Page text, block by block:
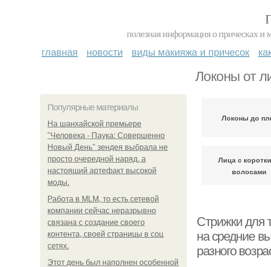
полезная информация о прическах и
главная новости виды макияжа и причесок
Локоны от
Популярные материалы
На шанхайской премьере
"Человека - Паука: Совершенно
Новый День" зендея выбрала не
просто очередной наряд, а
настоящий артефакт высокой
моды.
Работа в MLM, то есть сетевой
компании сейчас неразрывно
связана с создание своего
контента, своей страницы в соц
сетях.
Этот день был наполнен особенной
Локоны до
Лица с
волосами
Стрижки для
на средние
разного